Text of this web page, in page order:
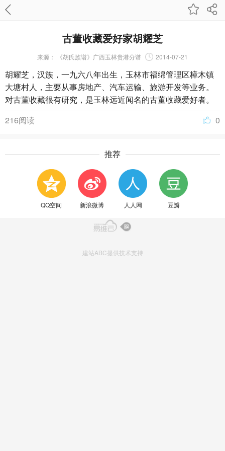
古董收藏爱好家胡耀芝
来源： 《胡氏族谱》广西玉林贵港分谱 2014-07-21
胡耀芝，汉族，一九六八年出生，玉林市福绵管理区樟木镇
大塘村人，主要从事房地产、汽车运输、旅游开发等业务。
对古董收藏很有研究，是玉林远近闻名的古董收藏爱好者。
0
216阅读
推荐
QQ空间 新浪微博 人人网 豆瓣
建站ABC提供技术支持